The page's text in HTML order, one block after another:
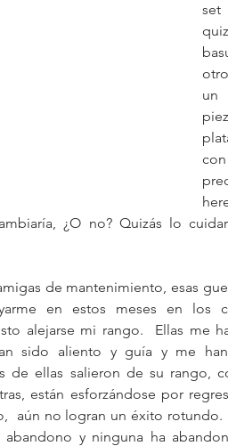
¿O no? Quizás lo
de mantenimiento, esas
en estos meses en los
alejarse mi rango.  Ellas me
sido aliento y guía y me
de ellas salieron de su rango,
están esforzándose por
aún no logran un éxito rotundo.
y ninguna ha